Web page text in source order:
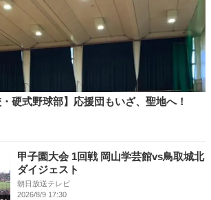
・硬式野球部】応援団もいざ、聖地へ！
甲子園大会 1回戦 岡山学芸館vs鳥取城北
ダイジェスト
朝日放送テレビ
2026/8/9 17:30